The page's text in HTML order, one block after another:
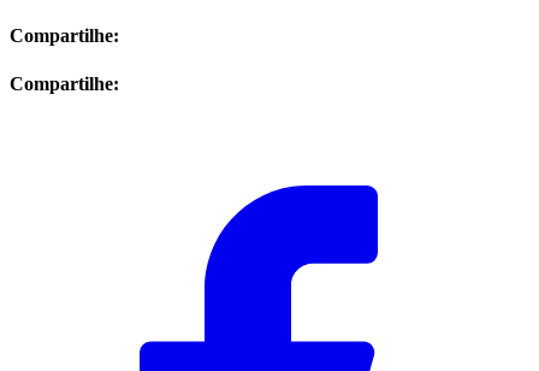
Compartilhe:
Compartilhe: